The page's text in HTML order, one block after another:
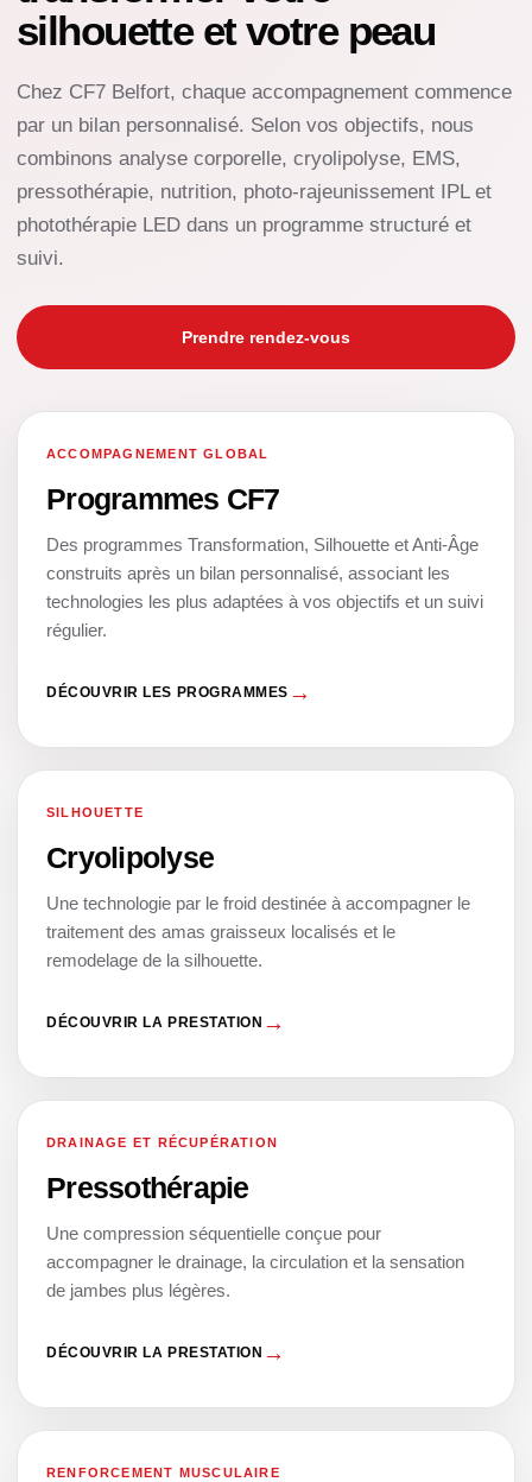
silhouette et votre peau
Chez CF7 Belfort, chaque accompagnement commence
par un bilan personnalisé. Selon vos objectifs, nous
combinons analyse corporelle, cryolipolyse, EMS,
pressothérapie, nutrition, photo-rajeunissement IPL et
photothérapie LED dans un programme structuré et
suivi.
Prendre rendez-vous
01
ACCOMPAGNEMENT GLOBAL
Programmes CF7
Des programmes Transformation, Silhouette et Anti-Âge
construits après un bilan personnalisé, associant les
technologies les plus adaptées à vos objectifs et un suivi
régulier.
DÉCOUVRIR LES PROGRAMMES
01
SILHOUETTE
Cryolipolyse
Une technologie par le froid destinée à accompagner le
traitement des amas graisseux localisés et le
remodelage de la silhouette.
DÉCOUVRIR LA PRESTATION
02
DRAINAGE ET RÉCUPÉRATION
Pressothérapie
Une compression séquentielle conçue pour
accompagner le drainage, la circulation et la sensation
de jambes plus légères.
DÉCOUVRIR LA PRESTATION
RENFORCEMENT MUSCULAIRE